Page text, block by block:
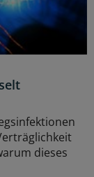
dieses